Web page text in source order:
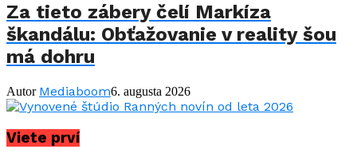
Za tieto zábery čelí Markíza
škandálu: Obťažovanie v reality šou
má dohru
Autor Mediaboom6. augusta 2026
Viete prví